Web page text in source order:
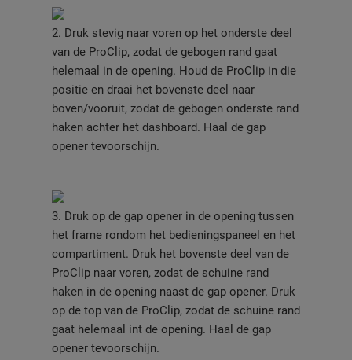
2. Druk stevig naar voren op het onderste deel
van de ProClip, zodat de gebogen rand gaat
helemaal in de opening. Houd de ProClip in die
positie en draai het bovenste deel naar
boven/vooruit, zodat de gebogen onderste rand
haken achter het dashboard. Haal de gap
opener tevoorschijn.
3. Druk op de gap opener in de opening tussen
het frame rondom het bedieningspaneel en het
compartiment. Druk het bovenste deel van de
ProClip naar voren, zodat de schuine rand
haken in de opening naast de gap opener. Druk
op de top van de ProClip, zodat de schuine rand
gaat helemaal int de opening. Haal de gap
opener tevoorschijn.